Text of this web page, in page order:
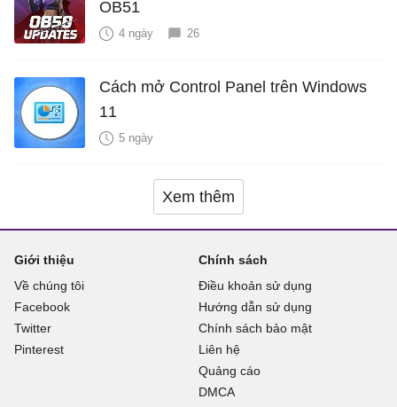
OB51
4 ngày 26
Cách mở Control Panel trên Windows
11
5 ngày
Xem thêm
Giới thiệu
Về chúng tôi
Facebook
Twitter
Pinterest
Chính sách
Điều khoản sử dụng
Hướng dẫn sử dụng
Chính sách bảo mật
Liên hệ
Quảng cáo
DMCA